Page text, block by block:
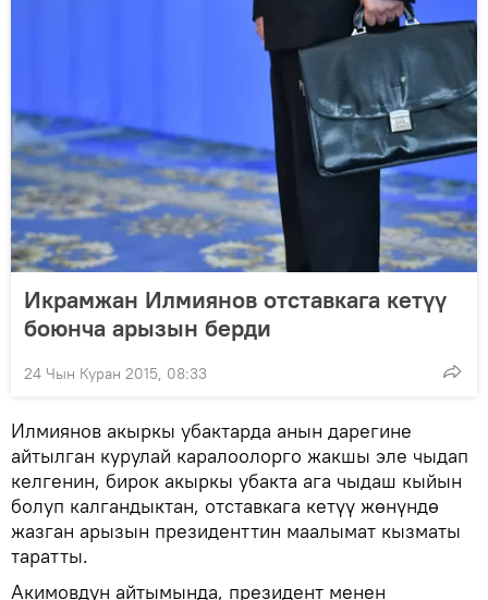
Икрамжан Илмиянов отставкага кетүү
боюнча арызын берди
24 Чын Куран 2015, 08:33
Илмиянов акыркы убактарда анын дарегине
айтылган курулай каралоолорго жакшы эле чыдап
келгенин, бирок акыркы убакта ага чыдаш кыйын
болуп калгандыктан, отставкага кетүү жөнүндө
жазган арызын президенттин маалымат кызматы
таратты.
Акимовдун айтымында, президент менен